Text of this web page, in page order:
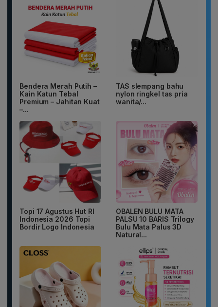
Bendera Merah Putih –
Kain Katun Tebal
Premium – Jahitan Kuat
–...
TAS slempang bahu
nylon ringkel tas pria
wanita/...
Topi 17 Agustus Hut RI
Indonesia 2026 Topi
Bordir Logo Indonesia
OBALEN BULU MATA
PALSU 10 BARIS Trilogy
Bulu Mata Palus 3D
Natural...